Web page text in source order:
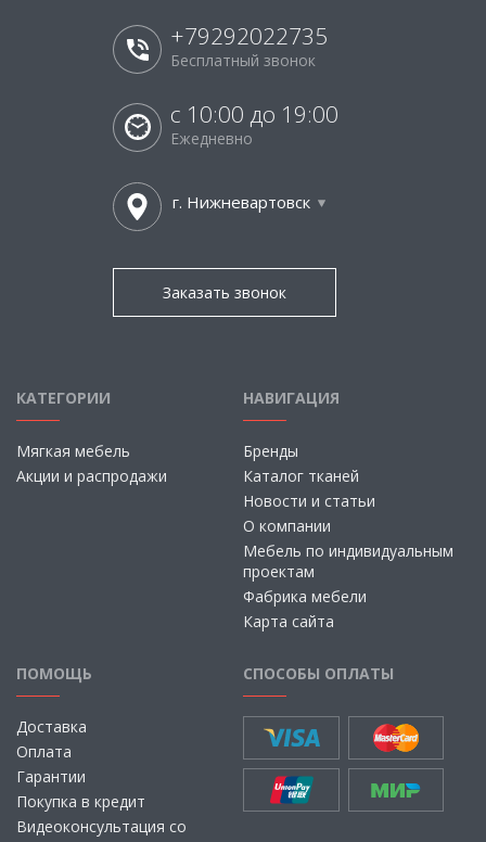
+79292022735
Бесплатный звонок
с 10:00 до 19:00
Ежедневно
г. Нижневартовск
Заказать звонок
КАТЕГОРИИ
Мягкая мебель
Акции и распродажи
НАВИГАЦИЯ
Бренды
Каталог тканей
Новости и статьи
О компании
Мебель по индивидуальным
проектам
Фабрика мебели
Карта сайта
ПОМОЩЬ
Доставка
Оплата
Гарантии
Покупка в кредит
Видеоконсультация со
СПОСОБЫ ОПЛАТЫ